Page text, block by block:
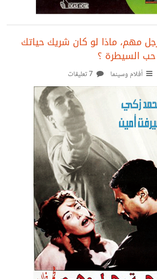
مهم، ماذا لو كان شريك حياتك
السيطرة ؟
أفلام وسينما